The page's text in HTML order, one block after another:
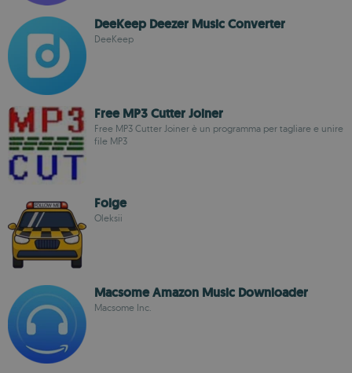
DeeKeep Deezer Music Converter
DeeKeep
Free MP3 Cutter Joiner
Free MP3 Cutter Joiner è un programma per tagliare e unire
file MP3
Folge
Oleksii
Macsome Amazon Music Downloader
Macsome Inc.